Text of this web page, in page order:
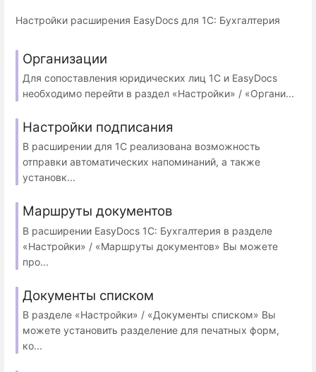
Настройки расширения EasyDocs для 1С: Бухгалтерия
Организации
Для сопоставления юридических лиц 1С и EasyDocs
необходимо перейти в раздел «Настройки» / «Органи...
Настройки подписания
В расширении для 1С реализована возможность
отправки автоматических напоминаний, а также
установк...
Маршруты документов
В расширении EasyDocs 1С: Бухгалтерия в разделе
«Настройки» / «Маршруты документов» Вы можете
про...
Документы списком
В разделе «Настройки» / «Документы списком» Вы
можете установить разделение для печатных форм,
ко...